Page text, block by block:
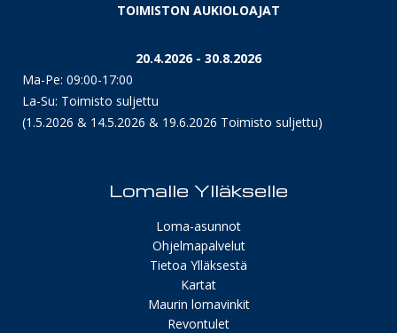
TOIMISTON AUKIOLOAJAT
20.4.2026 - 30.8.2026
Ma-Pe: 09:00-17:00
La-Su: Toimisto suljettu
(1.5.2026 & 14.5.2026 & 19.6.2026 Toimisto suljettu)
Lomalle Ylläkselle
Loma-asunnot
Ohjelmapalvelut
Tietoa Ylläksestä
Kartat
Maurin lomavinkit
Revontulet